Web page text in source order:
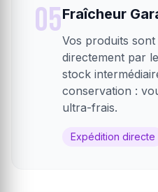
05Fraîcheur
Vos produits
directement par
stock
conservation :
ultra-frais.
Expédition directe